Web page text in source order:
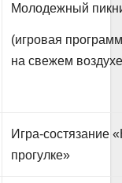
Молодежный
(игровая
на свежем
Игра-состязание
прогулке»